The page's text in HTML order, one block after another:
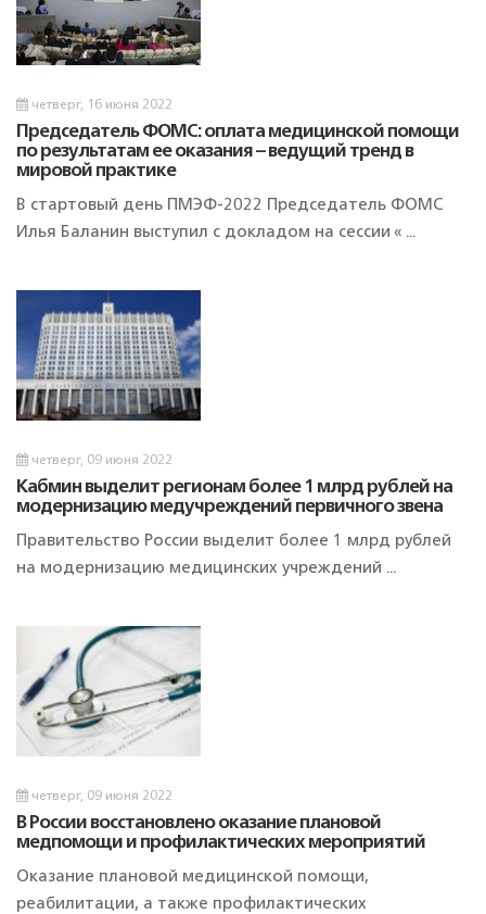
Пн – Чт: с 9:00 – 18:45 Пт: с 9:00 – 17:30
8 (42722) 2-42-16 - горячая линия
8 (800) 350-01-21 - контакт-центр
четверг, 16 июня 2022
Председатель ФОМС: оплата медицинской помощи
по результатам ее оказания – ведущий тренд в
мировой практике
В стартовый день ПМЭФ-2022 Председатель ФОМС
Илья Баланин выступил с докладом на сессии « ...
четверг, 09 июня 2022
Кабмин выделит регионам более 1 млрд рублей на
модернизацию медучреждений первичного звена
Правительство России выделит более 1 млрд рублей
на модернизацию медицинских учреждений ...
четверг, 09 июня 2022
В России восстановлено оказание плановой
медпомощи и профилактических мероприятий
Оказание плановой медицинской помощи,
реабилитации, а также профилактических